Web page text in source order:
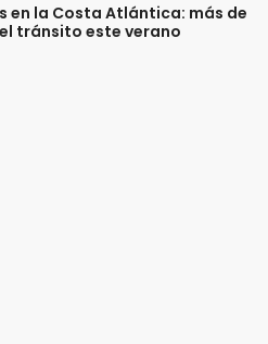
en la Costa Atlántica: más de
el tránsito este verano